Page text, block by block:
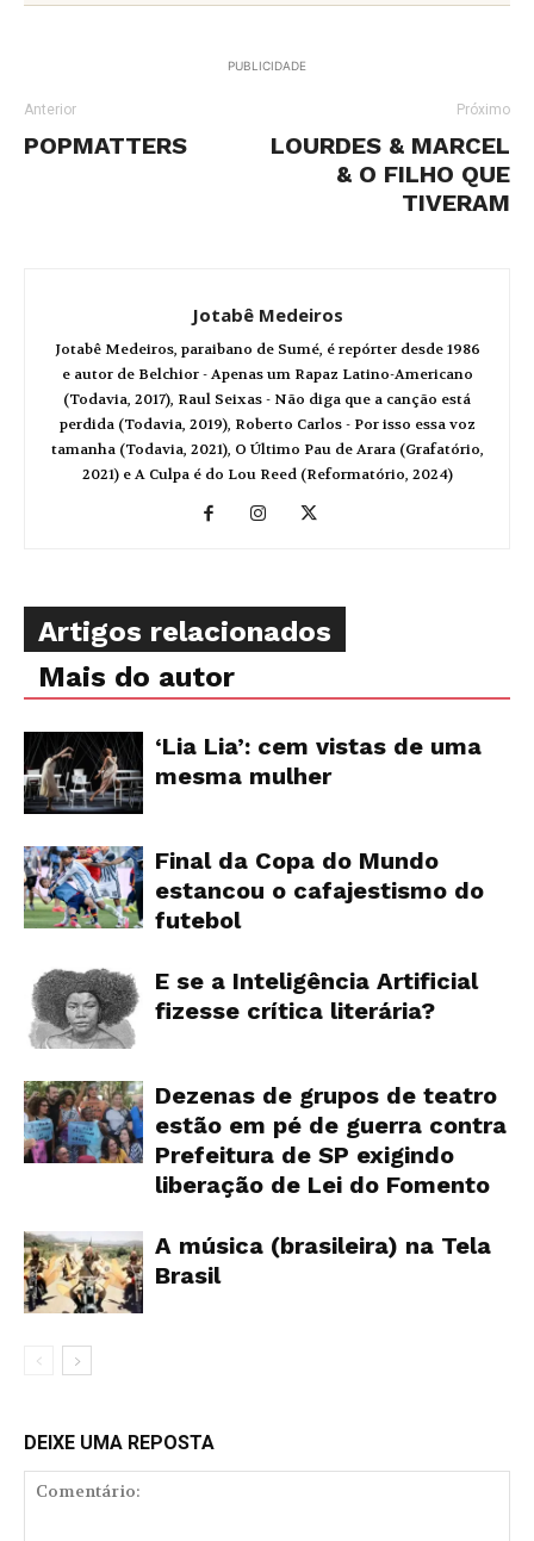
PUBLICIDADE
Anterior
POPMATTERS
Próximo
LOURDES & MARCEL
& O FILHO QUE
TIVERAM
Jotabê Medeiros
Jotabê Medeiros, paraibano de Sumé, é repórter desde 1986
e autor de Belchior - Apenas um Rapaz Latino-Americano
(Todavia, 2017), Raul Seixas - Não diga que a canção está
perdida (Todavia, 2019), Roberto Carlos - Por isso essa voz
tamanha (Todavia, 2021), O Último Pau de Arara (Grafatório,
2021) e A Culpa é do Lou Reed (Reformatório, 2024)
Artigos relacionados
Mais do autor
‘Lia Lia’: cem vistas de uma
mesma mulher
Final da Copa do Mundo
estancou o cafajestismo do
futebol
E se a Inteligência Artificial
fizesse crítica literária?
Dezenas de grupos de teatro
estão em pé de guerra contra
Prefeitura de SP exigindo
liberação de Lei do Fomento
A música (brasileira) na Tela
Brasil
DEIXE UMA REPOSTA